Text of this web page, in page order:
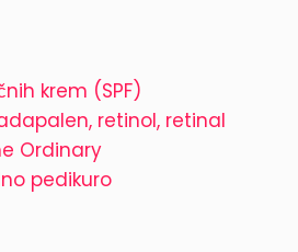
krem (SPF)
retinol, retinal
Ordinary
pedikuro